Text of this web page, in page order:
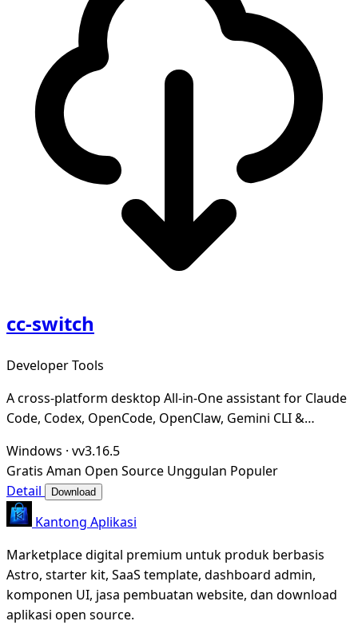
cc-switch
Developer Tools
A cross-platform desktop All-in-One assistant for Claude
Code, Codex, OpenCode, OpenClaw, Gemini CLI &
Windows · vv3.16.5
Gratis Aman Open Source Unggulan Populer
Detail
Download
Kantong Aplikasi
Marketplace digital premium untuk produk berbasis
Astro, starter kit, SaaS template, dashboard admin,
komponen UI, jasa pembuatan website, dan download
aplikasi open source.